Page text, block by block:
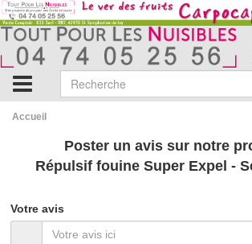
Accueil
Poster un avis sur notre
Répulsif fouine Super Expel -
Votre avis